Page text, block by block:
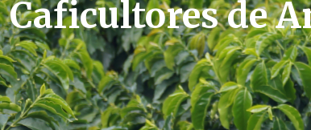
Caficultores de